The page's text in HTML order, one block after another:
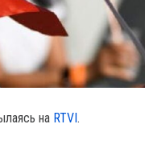
на RTVI.